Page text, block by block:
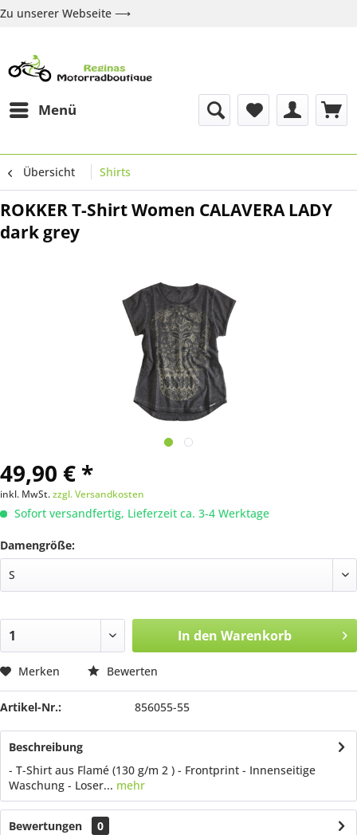
Zu unserer Webseite ⟶
Menü
Übersicht Shirts
ROKKER T-Shirt Women CALAVERA LADY
dark grey
49,90 € *
inkl. MwSt.zzgl. Versandkosten
Sofort versandfertig, Lieferzeit ca. 3-4 Werktage
Damengröße:
In den Warenkorb
Merken Bewerten
Artikel-Nr.: 856055-55
Beschreibung
- T-Shirt aus Flamé (130 g/m 2 ) - Frontprint - Innenseitige
Waschung - Loser... mehr
Bewertungen
0